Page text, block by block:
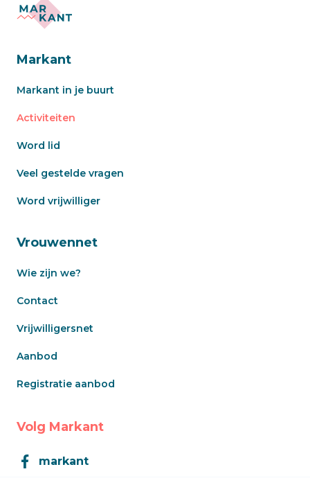
Markant
Markant in je buurt
Activiteiten
Word lid
Veel gestelde vragen
Word vrijwilliger
Vrouwennet
Wie zijn we?
Contact
Vrijwilligersnet
Aanbod
Registratie aanbod
Volg Markant
markant